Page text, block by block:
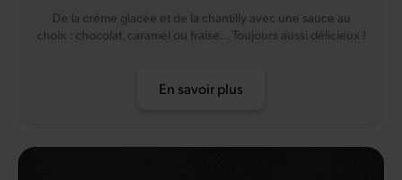
De la crème glacée et de la chantilly avec une sauce au
choix : chocolat, caramel ou fraise… Toujours aussi délicieux !
En savoir plus